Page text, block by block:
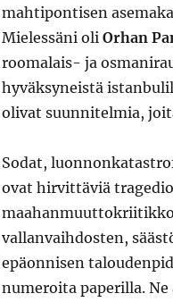
mahtipontisen
Mielessäni oli Orhan
roomalais- ja
hyväksyneistä
olivat suunnitelmia,
Sodat,
ovat hirvittäviä
vallanvaihdosten,
epäonnisen
numeroita paperilla.